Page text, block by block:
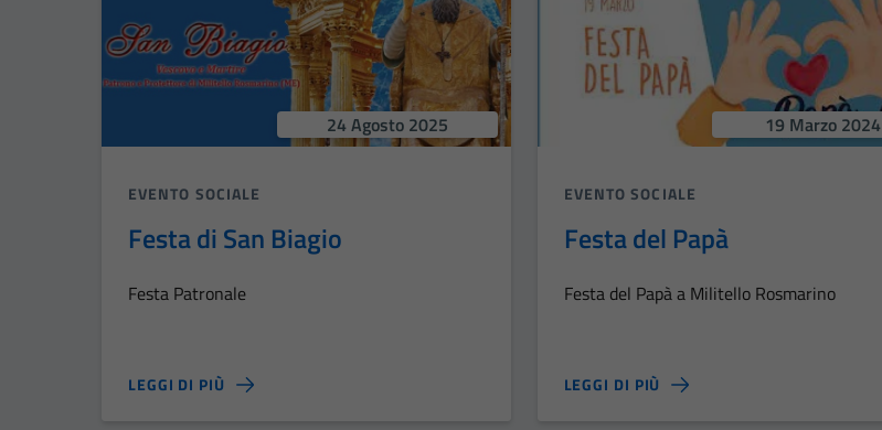
24 Agosto 2025
EVENTO SOCIALE
Festa di San Biagio
Festa Patronale
LEGGI DI PIÙ
19 Marzo 2024
EVENTO SOCIALE
Festa del Papà
Festa del Papà a Militello Rosmarino
LEGGI DI PIÙ